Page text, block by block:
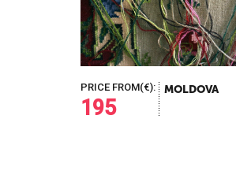
PRICE FROM(€):
195
MOLDOVA